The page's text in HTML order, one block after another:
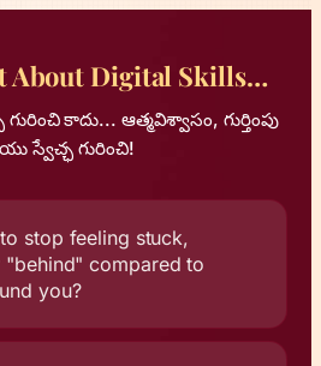
About Digital Skills…
కాదు... ఆత్మవిశ్వాసం, గుర్తింపు
స్వేచ్ఛ గురించి!
stop feeling stuck,
"behind" compared to
you?